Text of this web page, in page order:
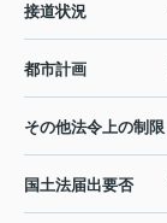
接道状況
都市計画
その他法令上の制限
国土法届出要否